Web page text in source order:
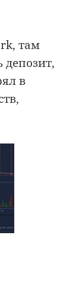
там
депозит,
в